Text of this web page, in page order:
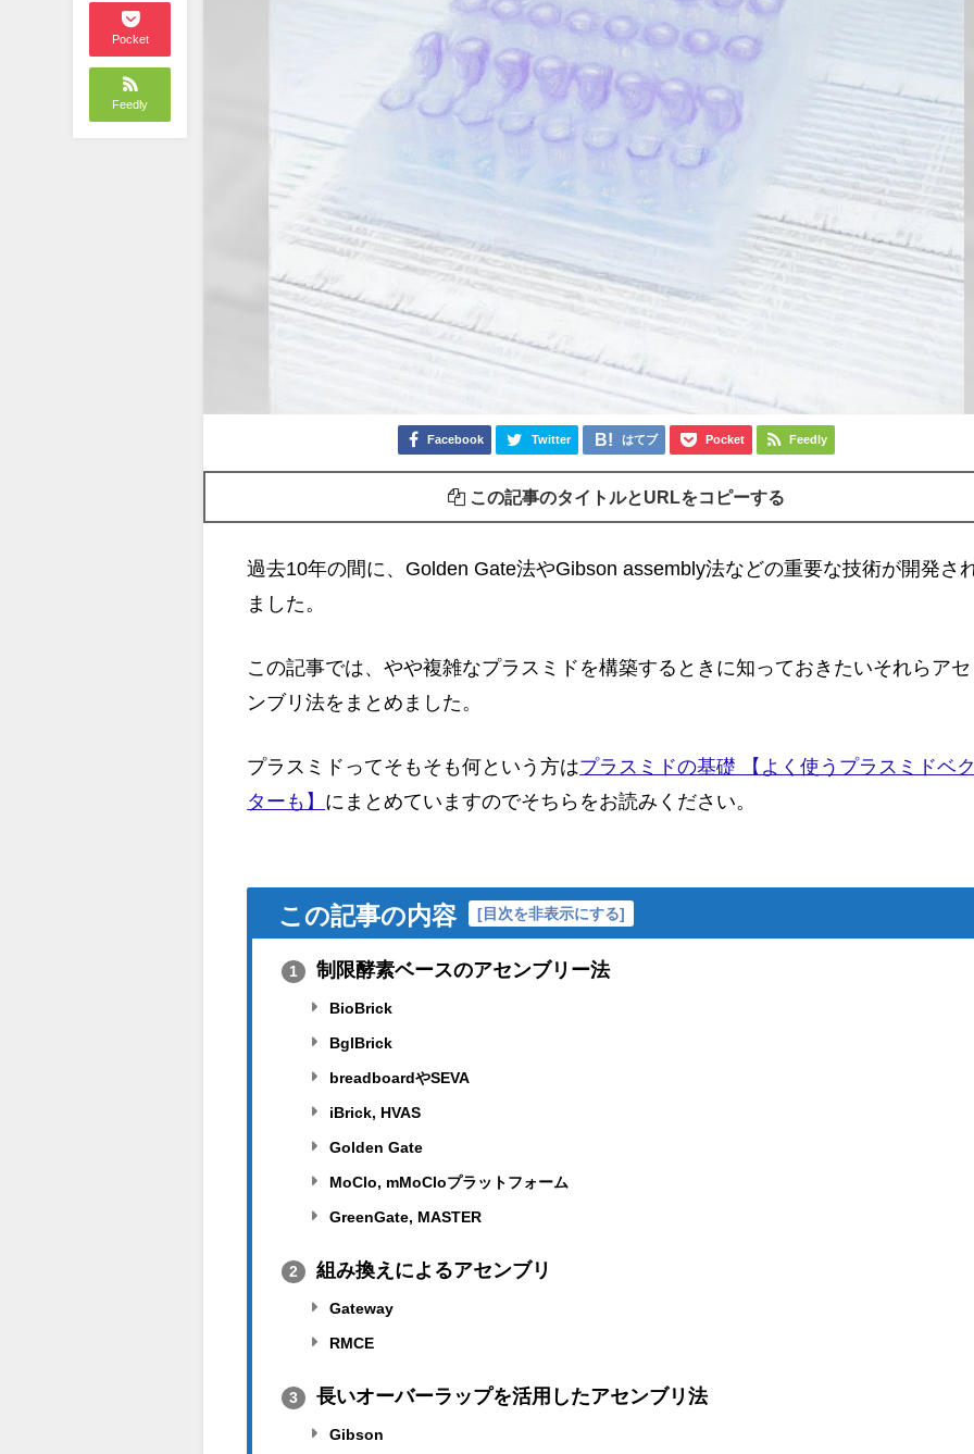
Pocket
Feedly
Facebook Twitter はてブ Pocket Feedly
この記事のタイトルとURLをコピーする
過去10年の間に、Golden Gate法やGibson assembly法などの重要な技術が開発さ
ました。
この記事では、やや複雑なプラスミドを構築するときに知っておきたいそれらアセ
ンブリ法をまとめました。
プラスミドってそもそも何という方はプラスミドの基礎 【よく使うプラスミドベ
ターも】 にまとめていますのでそちらをお読みください。
この記事の内容 [目次を非表示にする]
1 制限酵素ベースのアセンブリー法
BioBrick
BglBrick
breadboardやSEVA
iBrick, HVAS
Golden Gate
MoClo, mMoCloプラットフォーム
GreenGate, MASTER
2 組み換えによるアセンブリ
Gateway
RMCE
3 長いオーバーラップを活用したアセンブリ法
Gibson